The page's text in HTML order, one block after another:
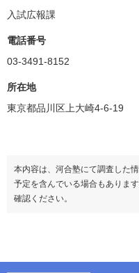
入試広報課
電話番号
03-3491-8152
所在地
東京都品川区上大崎4-6-19
本内容は、河合塾にて調査した
予定を含んでいる場合もありま
確認ください。